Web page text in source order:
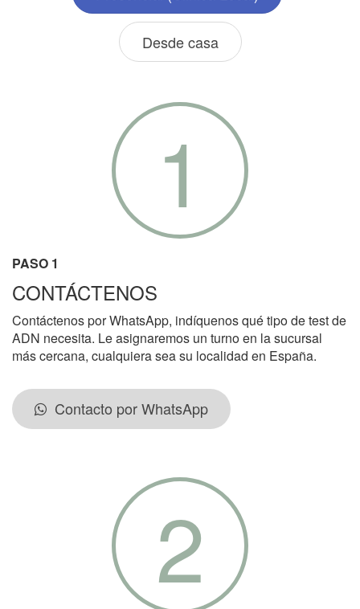
Desde casa
1
PASO 1
CONTÁCTENOS
Contáctenos por WhatsApp, indíquenos qué tipo de test de
ADN necesita. Le asignaremos un turno en la sucursal
más cercana, cualquiera sea su localidad en España.
Contacto por WhatsApp
2